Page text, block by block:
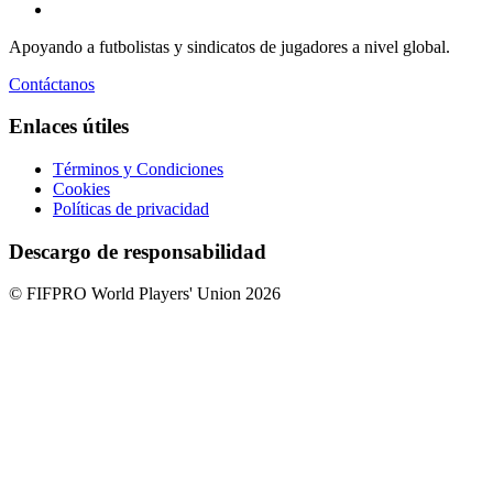
Apoyando a futbolistas y sindicatos de jugadores a nivel global.
Contáctanos
Enlaces útiles
Términos y Condiciones
Cookies
Políticas de privacidad
Descargo de responsabilidad
© FIFPRO World Players' Union 2026